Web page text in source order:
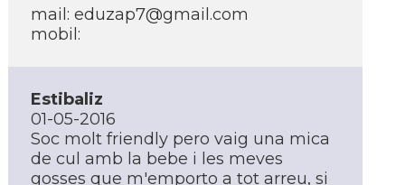
mail: eduzap7@gmail.com
mobil:
Estibaliz
01-05-2016
Soc molt friendly pero vaig una mica
de cul amb la bebe i les meves
gosses que m'emporto a tot arreu, si